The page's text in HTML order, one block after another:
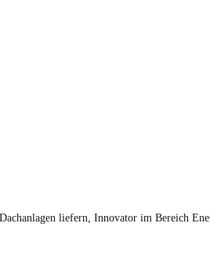
liefern, Innovator im Bereich